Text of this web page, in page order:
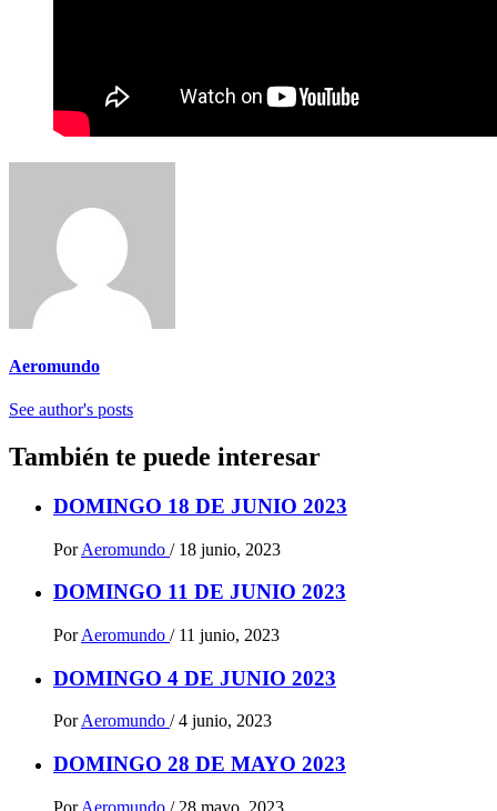
Aeromundo
See author's posts
También te puede interesar
DOMINGO 18 DE JUNIO 2023
Por Aeromundo / 18 junio, 2023
DOMINGO 11 DE JUNIO 2023
Por Aeromundo / 11 junio, 2023
DOMINGO 4 DE JUNIO 2023
PorAeromundo / 4 junio, 2023
DOMINGO 28 DE MAYO 2023
Por Aeromundo / 28 mayo, 2023